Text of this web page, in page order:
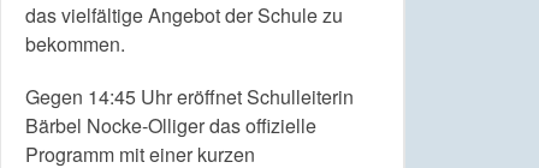
das vielfältige Angebot der Schule zu
bekommen.
Gegen 14:45 Uhr eröffnet Schulleiterin
Bärbel Nocke-Olliger das offizielle
Programm mit einer kurzen